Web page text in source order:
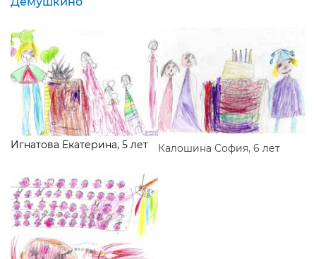
Игнатова Екатерина, 5 лет Калошина София, 6 лет